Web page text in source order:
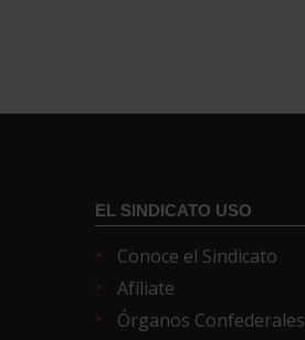
EL SINDICATO USO
Conoce el Sindicato
Afíliate
Órganos Confederales